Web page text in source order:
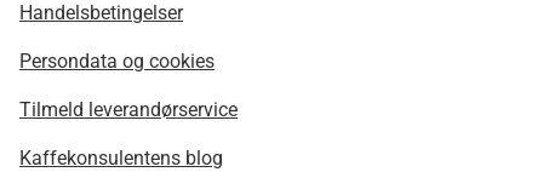
Handelsbetingelser
Persondata og cookies
Tilmeld leverandørservice
Kaffekonsulentens blog